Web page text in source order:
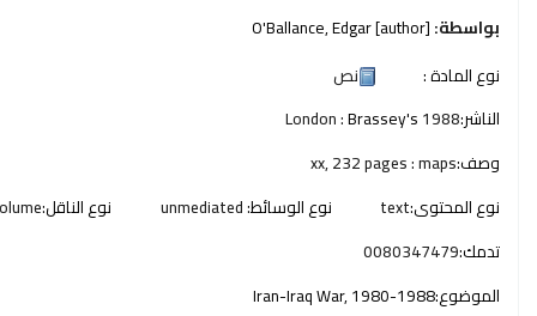
بواسطة: O'Ballance, Edgar[author]
نوع المادة :
نص
الناشر:
London :Brassey's1988
وصف:xx, 232 pages : maps
نوع المحتوى:text نوع الوسائط:unmediated نوع الناقل:
تدمك:0080347479
الموضوع:Iran-Iraq War, 1980-1988